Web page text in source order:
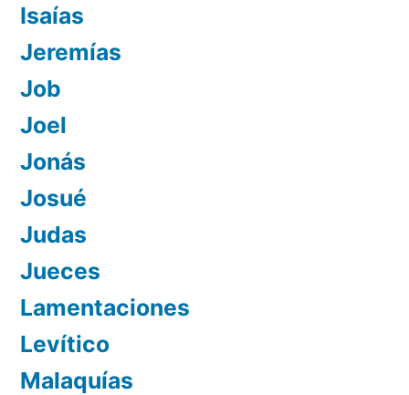
Isaías
Jeremías
Job
Joel
Jonás
Josué
Judas
Jueces
Lamentaciones
Levítico
Malaquías